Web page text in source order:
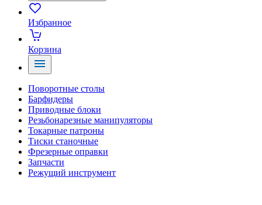
Избранное
Корзина
Поворотные столы
Барфидеры
Приводные блоки
Резьбонарезные манипуляторы
Токарные патроны
Тиски станочные
Фрезерные оправки
Запчасти
Режущий инструмент